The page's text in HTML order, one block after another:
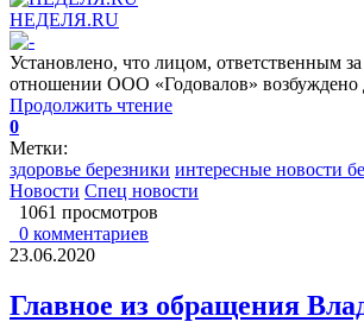
НЕДЕЛЯ.RU
Установлено, что лицом, ответственным
отношении ООО «Годовалов» возбуждено
Продолжить чтение
0
Метки:
здоровье березники интересные новости
Новости Спец новости
1061 просмотров
0 комментариев
23.06.2020
Главное из обращения